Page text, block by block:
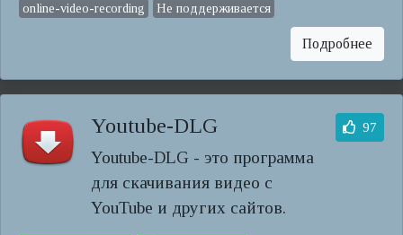
online-video-recording
Не поддерживается
Подробнее
Youtube-DLG
Youtube-DLG - это программа
для скачивания видео с
YouTube и других сайтов.
97